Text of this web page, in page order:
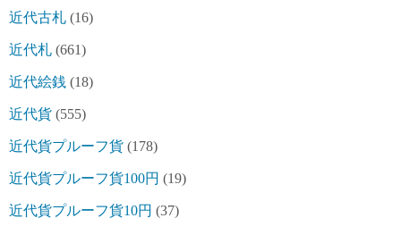
近代古札 (16)
近代札 (661)
近代絵銭 (18)
近代貨 (555)
近代貨プルーフ貨 (178)
近代貨プルーフ貨100円 (19)
近代貨プルーフ貨10円 (37)